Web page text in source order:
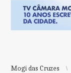
Mogi das Cruzes